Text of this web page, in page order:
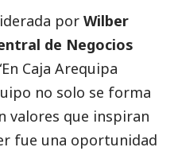
por Wilber
de Negocios
Caja Arequipa
no solo se forma
valores que inspiran
fue una oportunidad